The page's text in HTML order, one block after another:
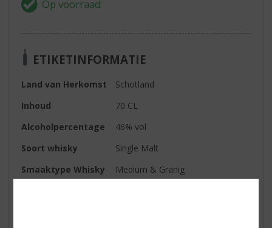
ETIKETINFORMATIE
Land van Herkomst
Schotland
Inhoud
70 CL
Alcoholpercentage
46% vol
Soort whisky
Single Malt
Smaaktype Whisky
Medium & Granig